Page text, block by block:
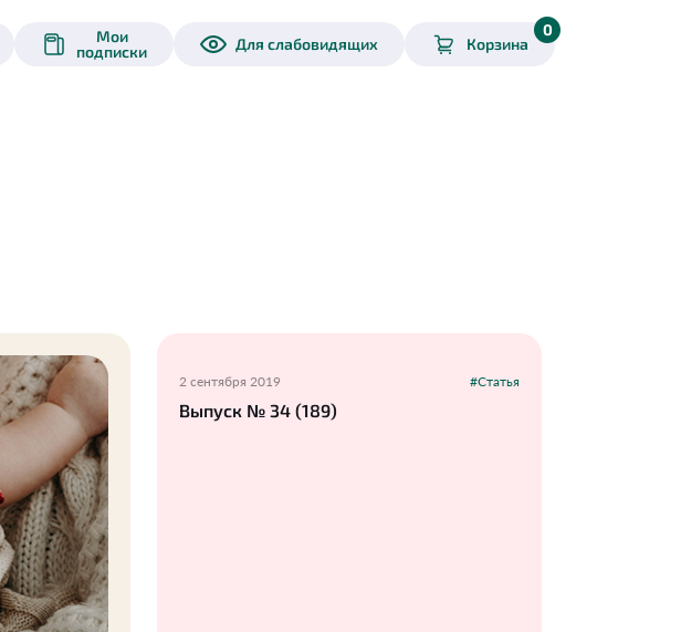
Мои
подписки
Для слабовидящих Корзина
0
2 сентября 2019 #Статья
Выпуск № 34 (189)